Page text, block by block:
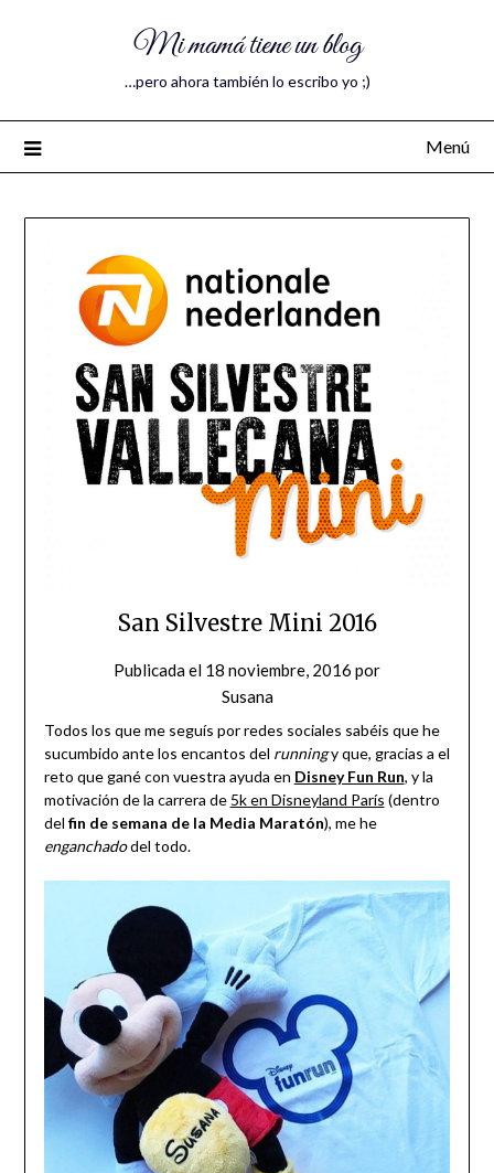
Mi mamá tiene un blog
…pero ahora también lo escribo yo ;)
Menú
San Silvestre Mini 2016
Publicada el 18 noviembre, 2016 por
Susana
Todos los que me seguís por redes sociales sabéis que he
sucumbido ante los encantos del runningy que, gracias a el
reto que gané con vuestra ayuda en Disney Fun Run, y la
motivación de la carrera de 5k en Disneyland París (dentro
del fin de semana de la Media Maratón), me he
enganchadodel todo.